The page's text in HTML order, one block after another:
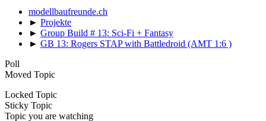
modellbaufreunde.ch
► Projekte
► Group Build # 13: Sci-Fi + Fantasy
► GB 13: Rogers STAP with Battledroid (AMT 1:6 )
Poll
Moved Topic
Locked Topic
Sticky Topic
Topic you are watching